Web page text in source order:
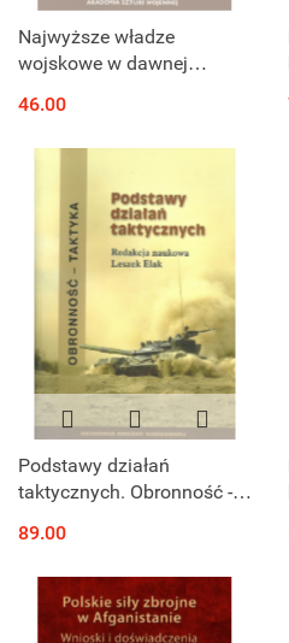
Najwyższe władze
wojskowe w dawnej
do XIX wieku
46.00
Podstawy działań
taktycznych. Obronność -
89.00